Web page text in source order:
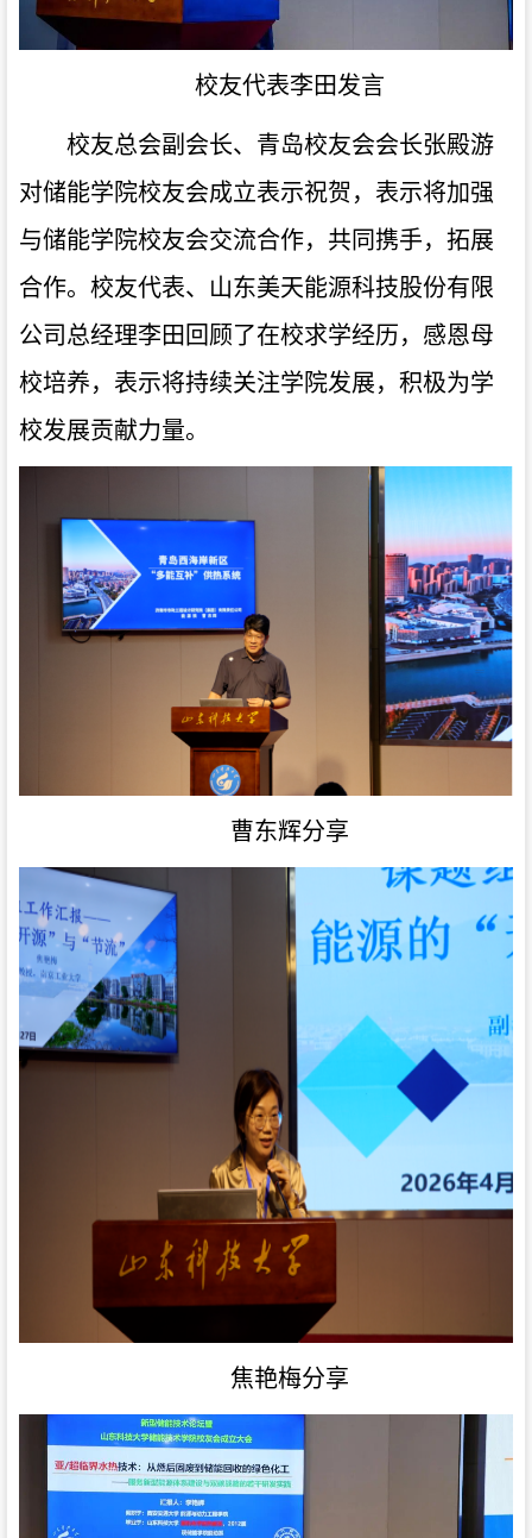
校友代表李田发言
校友总会副会长、青岛校友会会长张殿游
对储能学院校友会成立表示祝贺，表示将加强
与储能学院校友会交流合作，共同携手，拓展
合作。校友代表、山东美天能源科技股份有限
公司总经理李田回顾了在校求学经历，感恩母
校培养，表示将持续关注学院发展，积极为学
校发展贡献力量。
曹东辉分享
焦艳梅分享